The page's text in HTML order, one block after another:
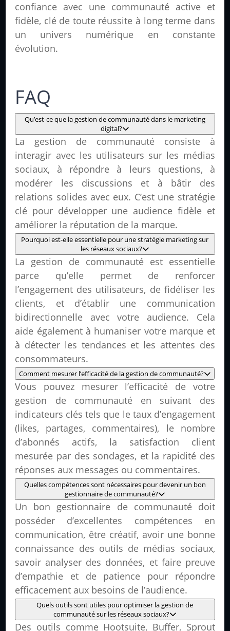
confiance avec une communauté active et
fidèle, clé de toute réussite à long terme dans
un univers numérique en constante
évolution.
FAQ
Qu’est-ce que la gestion de communauté dans le marketing
digital?
La gestion de communauté consiste à
interagir avec les utilisateurs sur les médias
sociaux, à répondre à leurs questions, à
modérer les discussions et à bâtir des
relations solides avec eux. C’est une stratégie
clé pour développer une audience fidèle et
améliorer la réputation de la marque.
Pourquoi est-elle essentielle pour une stratégie marketing sur
les réseaux sociaux?
La gestion de communauté est essentielle
parce qu’elle permet de renforcer
l’engagement des utilisateurs, de fidéliser les
clients, et d’établir une communication
bidirectionnelle avec votre audience. Cela
aide également à humaniser votre marque et
à détecter les tendances et les attentes des
consommateurs.
Comment mesurer l’efficacité de la gestion de communauté?
Vous pouvez mesurer l’efficacité de votre
gestion de communauté en suivant des
indicateurs clés tels que le taux d’engagement
(likes, partages, commentaires), le nombre
d’abonnés actifs, la satisfaction client
mesurée par des sondages, et la rapidité des
réponses aux messages ou commentaires.
Quelles compétences sont nécessaires pour devenir un bon
gestionnaire de communauté?
Un bon gestionnaire de communauté doit
posséder d’excellentes compétences en
communication, être créatif, avoir une bonne
connaissance des outils de médias sociaux,
savoir analyser des données, et faire preuve
d’empathie et de patience pour répondre
efficacement aux besoins de l’audience.
Quels outils sont utiles pour optimiser la gestion de
communauté sur les réseaux sociaux?
Des outils comme Hootsuite, Buffer, Sprout